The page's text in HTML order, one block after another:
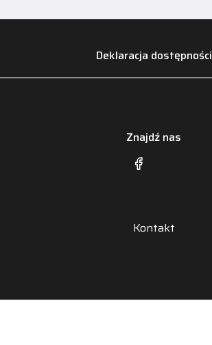
Deklaracja dostępności
Znajdź nas
Kontakt